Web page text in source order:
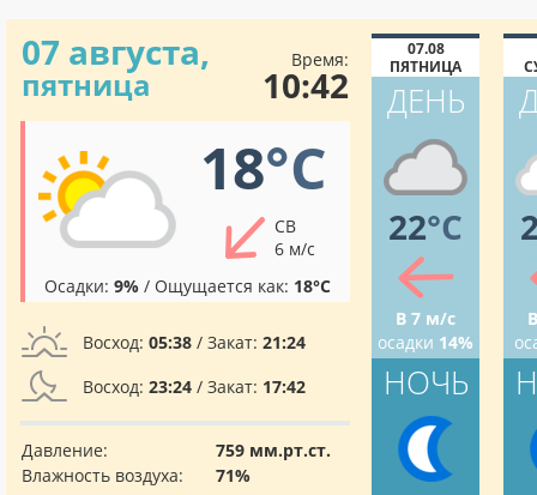
07 августа,
пятница
Время:
10:42
18°C
СВ
6 м/с
Осадки: 9% / Ощущается как: 18°C
Восход: 05:38 / Закат: 21:24
Восход: 23:24 / Закат: 17:42
Давление:
759 мм.рт.ст.
Влажность воздуха:
71%
07.08
ПЯТНИЦА
ДЕНЬ
22°C
В 7 м/с
осадки 14%
НОЧЬ